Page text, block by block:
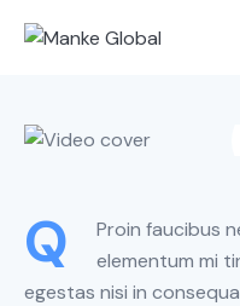
Q
Proin faucibus
elementum mi
egestas nisi in